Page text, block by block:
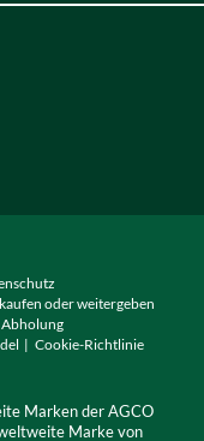
oder weitergeben
Cookie-Richtlinie
Marken der AGCO
Marke von